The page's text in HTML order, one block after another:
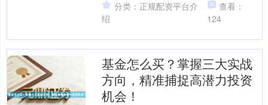
优雅转身，也有人因....
分类：正规配资平台介
绍
查看：
124
基金怎么买？掌握三大实战
方向，精准捕捉高潜力投资
机会！